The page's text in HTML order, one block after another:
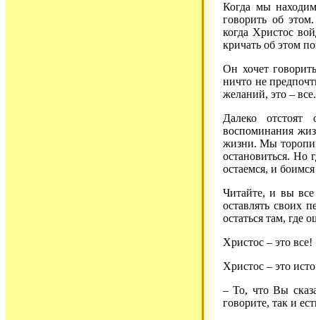
Когда мы
говорить об
когда Христос
кричать об этом
Он хочет
ничто не
желаний, это –
Далеко отстоят
воспоминания
жизни. Мы
остановиться. Но
остаемся, и
Читайте, и вы
оставлять своих
остаться там, где
Христос – это все!
Христос – это
– То, что Вы
говорите, так и